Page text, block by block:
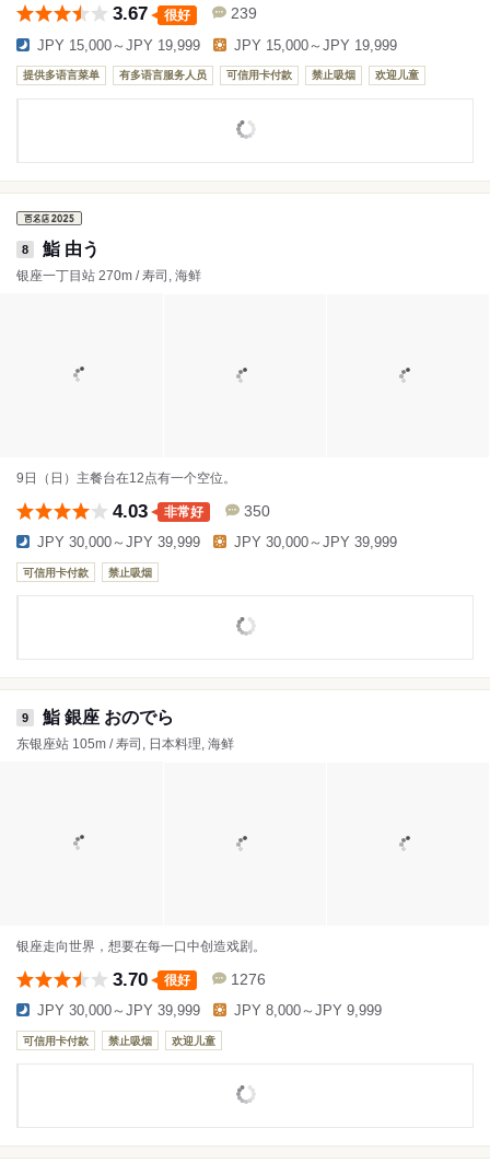
3.67 很好 239
JPY 15,000～JPY 19,999 JPY 15,000～JPY 19,999
提供多语言菜单 有多语言服务人员 可信用卡付款 禁止吸烟 欢迎儿童
8 鮨 由う
银座一丁目站 270m / 寿司, 海鲜
9日（日）主餐台在12点有一个空位。
4.03 非常好 350
JPY 30,000～JPY 39,999 JPY 30,000～JPY 39,999
可信用卡付款 禁止吸烟
9 鮨 銀座 おのでら
东银座站 105m / 寿司, 日本料理, 海鲜
银座走向世界，想要在每一口中创造戏剧。
3.70 很好 1276
JPY 30,000～JPY 39,999 JPY 8,000～JPY 9,999
可信用卡付款 禁止吸烟 欢迎儿童